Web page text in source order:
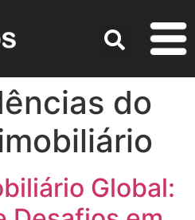
do
Global: